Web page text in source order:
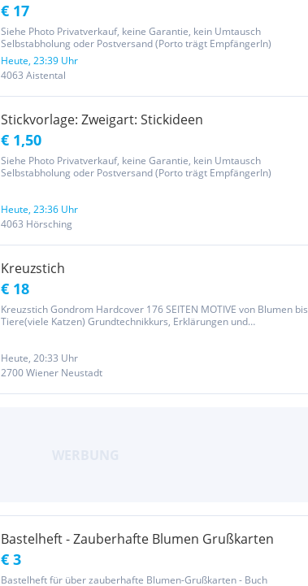
€ 17
Siehe Photo Privatverkauf, keine Garantie, kein Umtausch
Selbstabholung oder Postversand (Porto trägt EmpfängerIn)
Heute, 23:39 Uhr
4063 Aistental
Stickvorlage: Zweigart: Stickideen
€ 1,50
Siehe Photo Privatverkauf, keine Garantie, kein Umtausch
Selbstabholung oder Postversand (Porto trägt EmpfängerIn)
Heute, 23:36 Uhr
4063 Hörsching
Kreuzstich
€ 18
Kreuzstich Gondrom Hardcover 176 SEITEN MOTIVE von Blumen bis
Tiere(viele Katzen) Grundtechnikkurs, Erklärungen und
Heute, 20:33 Uhr
2700 Wiener Neustadt
Bastelheft - Zauberhafte Blumen Grußkarten
€ 3
Bastelheft für über zauberhafte Blumen-Grußkarten - Buch